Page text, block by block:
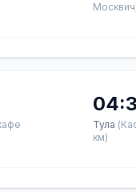
Тула
км)